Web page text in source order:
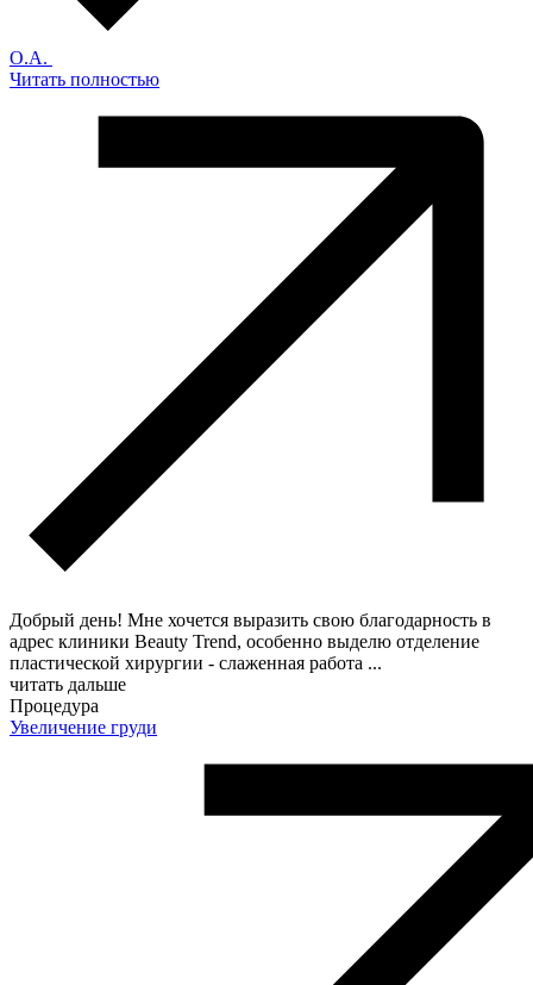
О.А.
Читать полностью
Добрый день! Мне хочется выразить свою благодарность в
адрес клиники Beauty Trend, особенно выделю отделение
пластической хирургии - слаженная работа ...
читать дальше
Процедура
Увеличение груди